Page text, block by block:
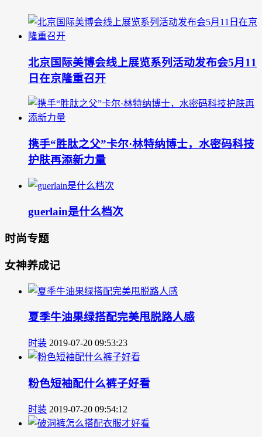
北京国际美博会线上展览系列活动发布会5月11
日在京隆重召开
携手“胜肽之父”卡尔·林特纳博士，水密码科技
护肤再添新力量
guerlain是什么档次
时尚专题
女神养成记
夏季牛油果绿搭配完美甩脱路人感
时装 2019-07-20 09:53:23
粉色短袖配什么裤子好看
时装 2019-07-20 09:54:12